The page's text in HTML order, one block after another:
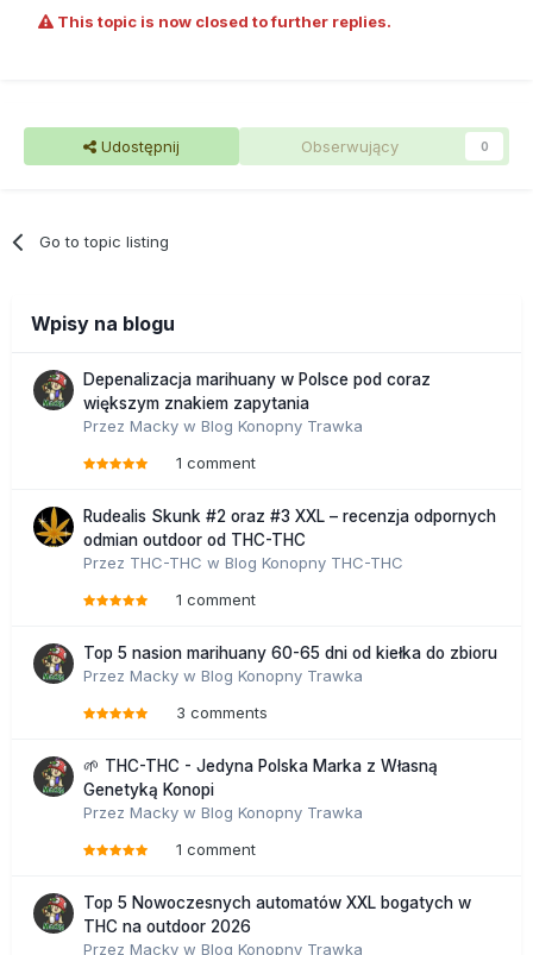
This topic is now closed to further replies.
Udostępnij Obserwujący 0
Go to topic listing
Wpisy na blogu
Depenalizacja marihuany w Polsce pod coraz
większym znakiem zapytania
Przez Macky w Blog Konopny Trawka
1 comment
Rudealis Skunk #2 oraz #3 XXL – recenzja odpornych
odmian outdoor od THC-THC
Przez THC-THC w Blog Konopny THC-THC
1 comment
Top 5 nasion marihuany 60-65 dni od kiełka do zbioru
Przez Macky w Blog Konopny Trawka
3 comments
🌱 THC-THC - Jedyna Polska Marka z Własną
Genetyką Konopi
Przez Macky w Blog Konopny Trawka
1 comment
Top 5 Nowoczesnych automatów XXL bogatych w
THC na outdoor 2026
Przez Macky w Blog Konopny Trawka